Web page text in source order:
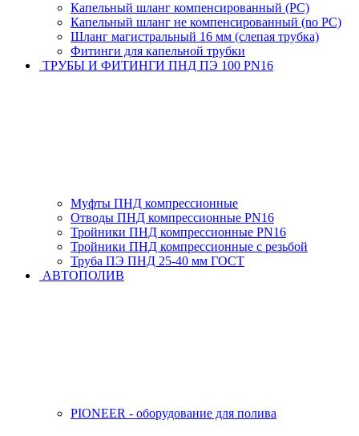
Капельный шланг компенсированный (PC)
Капельный шланг не компенсированный (no PC)
Шланг магистральный 16 мм (слепая трубка)
Фитинги для капельной трубки
ТРУБЫ И ФИТИНГИ ПНД ПЭ 100 PN16
Муфты ПНД компрессионные
Отводы ПНД компрессионные PN16
Тройники ПНД компрессионные PN16
Тройники ПНД компрессионные с резьбой
Труба ПЭ ПНД 25-40 мм ГОСТ
АВТОПОЛИВ
PIONEER - оборудование для полива